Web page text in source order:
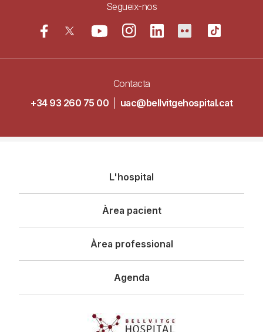
Segueix-nos
Contacta
+34 93 260 75 00
uac@bellvitgehospital.cat
principal
L'hospital
Àrea pacient
Àrea professional
Agenda